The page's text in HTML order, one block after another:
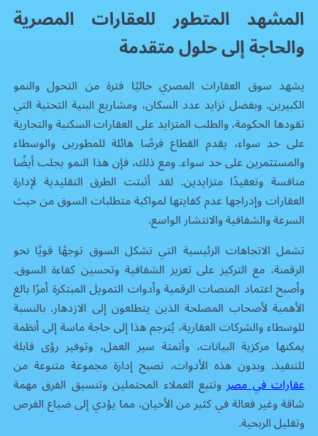
المشهد المتطور للعقارات المصرية
والحاجة إلى حلول متقدمة
يشهد سوق العقارات المصري حاليًا فترة من التحول والنمو
الكبيرين. وبفضل تزايد عدد السكان، ومشاريع البنية التحتية التي
تقودها الحكومة، والطلب المتزايد على العقارات السكنية والتجارية
على حد سواء، يقدم القطاع فرصًا هائلة للمطورين والوسطاء
والمستثمرين على حد سواء. ومع ذلك، فإن هذا النمو يجلب أيضًا
منافسة وتعقيدًا متزايدين. لقد أثبتت الطرق التقليدية لإدارة
العقارات وإدراجها عدم كفايتها لمواكبة متطلبات السوق من حيث
السرعة والشفافية والانتشار الواسع.
تشمل الاتجاهات الرئيسية التي تشكل السوق توجهًا قويًا نحو
الرقمنة، مع التركيز على تعزيز الشفافية وتحسين كفاءة السوق.
وأصبح اعتماد المنصات الرقمية وأدوات التمويل المبتكرة أمرًا بالغ
الأهمية لأصحاب المصلحة الذين يتطلعون إلى الازدهار. بالنسبة
للوسطاء والشركات العقارية، يُترجم هذا إلى حاجة ماسة إلى أنظمة
يمكنها مركزية البيانات، وأتمتة سير العمل، وتوفير رؤى قابلة
للتنفيذ. وبدون هذه الأدوات، تصبح إدارة مجموعة متنوعة من
عقارات في مصروتتبع العملاء المحتملين وتنسيق الفرق مهمة
شاقة وغير فعالة في كثير من الأحيان، مما يؤدي إلى ضياع الفرص
وتقليل الربحية.